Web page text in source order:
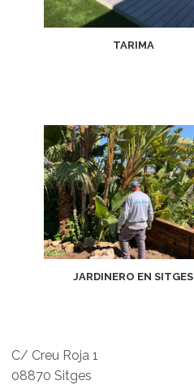
TARIMA
JARDINERO EN SITGES
C/ Creu Roja 1
08870 Sitges